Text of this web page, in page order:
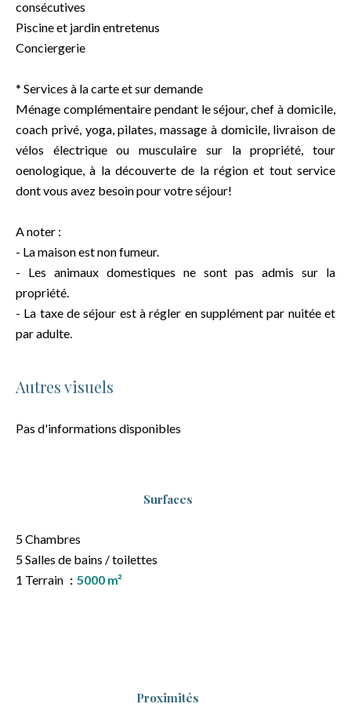
consécutives
Piscine et jardin entretenus
Conciergerie
* Services à la carte et sur demande
Ménage complémentaire pendant le séjour, chef à domicile,
coach privé, yoga, pilates, massage à domicile, livraison de
vélos électrique ou musculaire sur la propriété, tour
oenologique, à la découverte de la région et tout service
dont vous avez besoin pour votre séjour!
A noter :
- La maison est non fumeur.
- Les animaux domestiques ne sont pas admis sur la
propriété.
- La taxe de séjour est à régler en supplément par nuitée et
par adulte.
Autres visuels
Pas d'informations disponibles
Surfaces
5 Chambres
5 Salles de bains / toilettes
1 Terrain
5000 m²
Proximités